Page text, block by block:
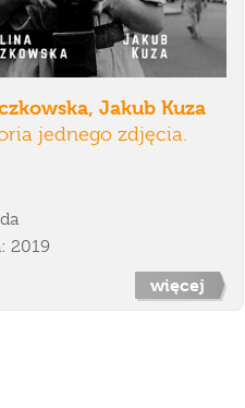
Jakub Kuza
jednego zdjęcia.
2019
więcej